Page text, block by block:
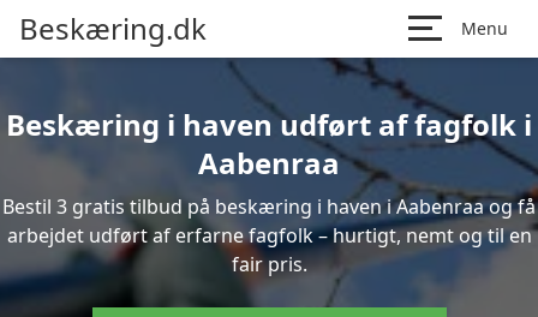
Beskæring.dk Menu
Beskæring i haven udført af fagfolk i
Aabenraa
Bestil 3 gratis tilbud på beskæring i haven i Aabenraa og få
arbejdet udført af erfarne fagfolk – hurtigt, nemt og til en
fair pris.